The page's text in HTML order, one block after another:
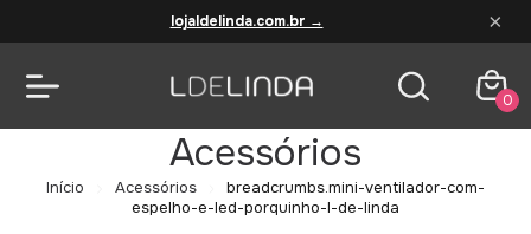
lojaldelinda.com.br → ×
0
Acessórios
Início Acessórios
breadcrumbs.mini-ventilador-com-
espelho-e-led-porquinho-l-de-linda